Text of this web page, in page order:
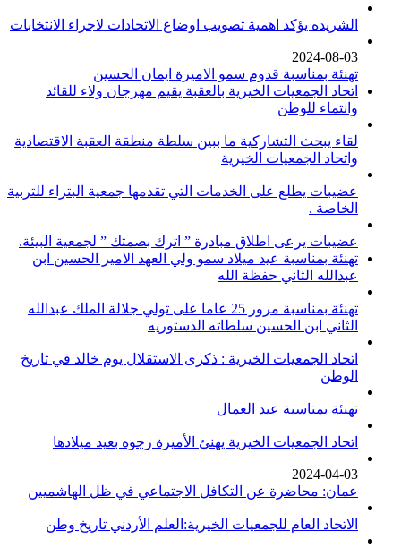
الشريده يؤكد اهمية تصويب اوضاع الاتحادات لاجراء الانتخابات
2024-08-03
تهنئة بمناسبة قدوم سمو الاميرة ايمان الحسين
اتحاد الجمعيات الخيرية بالعقبة يقيم مهرجان ولاء للقائد
وانتماء للوطن
لقاء يبحث التشاركية ما ببين سلطة منطقة العقبة الاقتصادية
واتحاد الجمعيات الخيرية
عضيبات يطلع على الخدمات التي تقدمها جمعية البتراء للتربية
الخاصة .
عضيبات يرعى اطلاق مبادرة ” اترك بصمتك ” لجمعية البيئة.
تهنئة بمناسبة عيد ميلاد سمو ولي العهد الامير الحسين ابن
عبدالله الثاني حفظة الله
تهنئة بمناسبة مرور 25 عاما على تولي جلالة الملك عبدالله
الثاني ابن الحسين سلطاته الدستوريه
اتحاد الجمعيات الخيرية : ذكرى الاستقلال يوم خالد في تاريخ
الوطن
تهنئة بمناسبة عيد العمال
اتحاد الجمعيات الخيرية يهنئ الأميرة رجوه بعيد ميلادها
2024-04-03
عمان: محاضرة عن التكافل الاجتماعي في ظل الهاشميين
الاتحاد العام للجمعيات الخيرية:العلم الأردني تاريخ وطن